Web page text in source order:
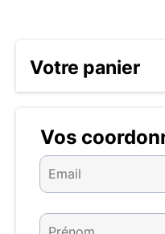
Votre panier
Vos